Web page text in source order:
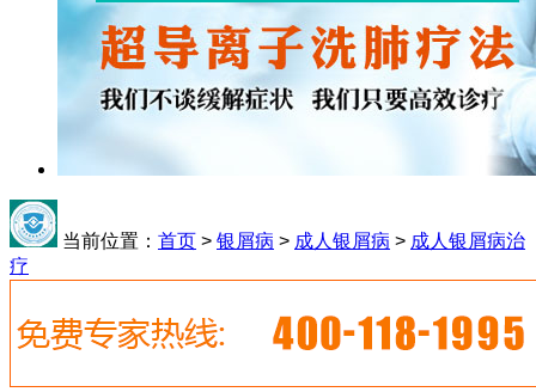
当前位置： 首页 > 银屑病 > 成人银屑病 > 成人银屑病治
疗